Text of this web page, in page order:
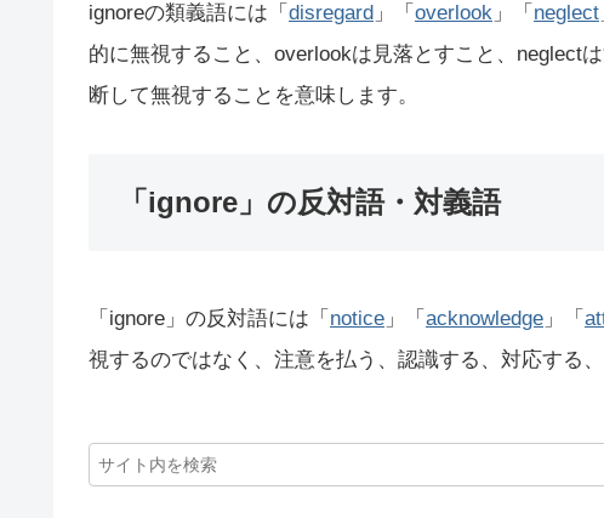
ignoreの類義語には「 disregard 」「 overlook 」「 neglect
的に無視すること、overlookは見落とすこと、neglect
断して無視することを意味します。
「ignore」の反対語・対義語
「ignore」の反対語には「 notice 」「 acknowledge 」「
視するのではなく、注意を払う、認識する、対応する